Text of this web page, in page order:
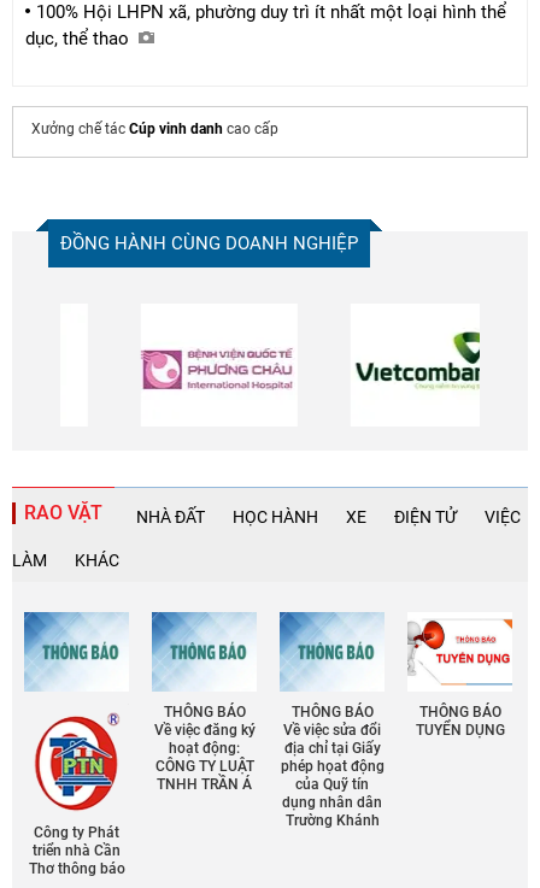
100% Hội LHPN xã, phường duy trì ít nhất một loại hình thể
dục, thể thao
Xưởng chế tác Cúp vinh danh cao cấp
ĐỒNG HÀNH CÙNG DOANH NGHIỆP
RAO VẶT NHÀ ĐẤT HỌC HÀNH XE ĐIỆN TỬ VIỆC
LÀM KHÁC
Công ty Phát
triển nhà Cần
Thơ thông báo
THÔNG BÁO
Về việc đăng ký
hoạt động:
CÔNG TY LUẬT
TNHH TRẦN Á
THÔNG BÁO
Về việc sửa đổi
địa chỉ tại Giấy
phép họat động
của Quỹ tín
dụng nhân dân
Trường Khánh
THÔNG BÁO
TUYỂN DỤNG